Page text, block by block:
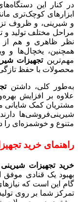
در کنار این
ابزارهای کوچک‌تری
و شیرینی، و ظروف
مراحل مختلف تولید
نظر ظاهری و هم از
همچنین، یخچال‌ها و
مهم‌ترینتجهیزات
محصولات با حفظ
به‌طور کلی، داشتن
علاوه بر افزایش
مشتریان کمک شایانی
شیرینی‌فروشی‌ها
متنوع و خوشمزه‌ای را
راهنمای خرید
خرید تجهیزات
بهبود یک قنادی موفق
گام این است که
تمرکز شما بر روی